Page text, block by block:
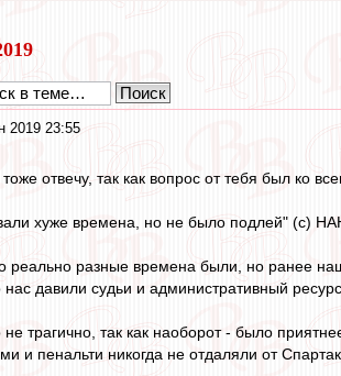
2019 23:55
отвечу, так как вопрос от тебя был ко
хуже времена, но не было подлей" (с)
реально разные времена были, но ранее
давили судьи и административный
трагично, так как наоборот - было
и пенальти никогда не отдаляли от